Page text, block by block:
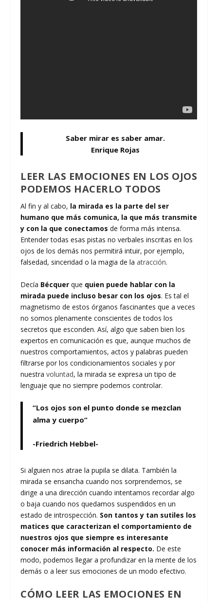
Saber mirar es saber amar.
Enrique Rojas
LEER LAS EMOCIONES EN LOS OJOS
PODEMOS HACERLO TODOS
Al fin y al cabo, la mirada es la parte del ser
humano que más comunica, la que más transmite
y con la que conectamos de forma más intensa.
Entender todas esas pistas no verbales inscritas en los
ojos de los demás nos permitirá intuir, por ejemplo,
falsedad, sinceridad o la magia de laatracción.
Decía Bécquerque quien puede hablar con la
mirada puede incluso besar con los ojos. Es tal el
magnetismo de estos órganos fascinantes que a veces
no somos plenamente conscientes de todos los
secretos que esconden. Así, algo que saben bien los
expertos en comunicación es que, aunque muchos de
nuestros comportamientos, actos y palabras pueden
filtrarse por los condicionamientos sociales y por
nuestravoluntad, la mirada se expresa un tipo de
lenguaje que no siempre podemos controlar.
“Los ojos son el punto donde se mezclan
alma y cuerpo”
-Friedrich Hebbel-
Si alguien nos atrae la pupila se dilata. También la
mirada se ensancha cuando nos sorprendemos, se
dirige a una dirección cuando intentamos recordar algo
o baja cuando nos quedamos suspendidos en un
estado de introspección. Son tantos y tan sutiles los
matices que caracterizan el comportamiento de
nuestros ojos que siempre es interesante
conocer más información al respecto. De este
modo, podemos llegar a profundizar en la mente de los
demás o a leer sus emociones de un modo efectivo.
CÓMO LEER LAS EMOCIONES EN